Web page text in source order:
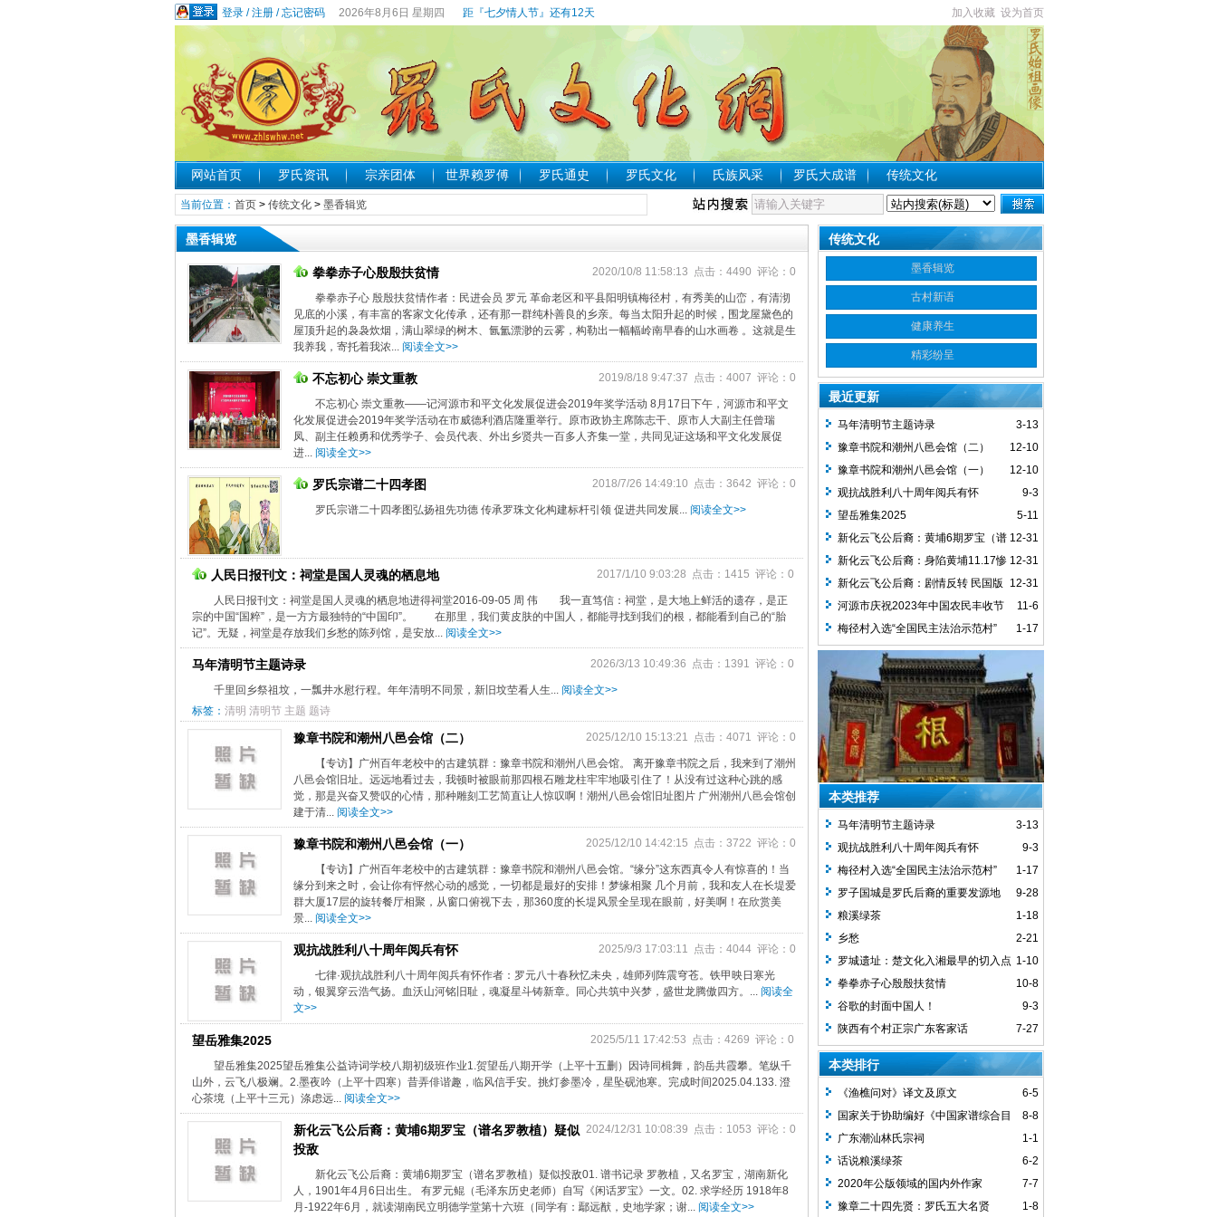
登录/注册/忘记密码 2026年8月6日 星期四 距『七夕情人节』还有12天 加入收藏 设为首页
网站首页 罗氏资讯 宗亲团体 世界赖罗傅 罗氏通史 罗氏文化 氏族风采 罗氏大成谱 传统文化
当前位置： 首页> 传统文化> 墨香辑览
墨香辑览
2020/10/8 11:58:13 点击：4490 评论：0
拳拳赤子心殷殷扶贫情
拳拳赤子心 殷殷扶贫情作者：民进会员 罗元 革命老区和平县阳明镇梅径村，有秀美的山峦，有清沏
见底的小溪，有丰富的客家文化传承，还有那一群纯朴善良的乡亲。每当太阳升起的时候，围龙屋黛色的
屋顶升起的袅袅炊烟，满山翠绿的树木、氤氳漂渺的云雾，构勒出一幅幅岭南早春的山水画卷 。这就是生
我养我，寄托着我浓... 阅读全文>>
2019/8/18 9:47:37 点击：4007 评论：0
不忘初心 崇文重教
不忘初心 崇文重教——记河源市和平文化发展促进会2019年奖学活动 8月17日下午，河源市和平文
化发展促进会2019年奖学活动在市威德利酒店隆重举行。原市政协主席陈志干、原市人大副主任曾瑞
凤、副主任赖勇和优秀学子、会员代表、外出乡贤共一百多人齐集一堂，共同见证这场和平文化发展促
进... 阅读全文>>
2018/7/26 14:49:10 点击：3642 评论：0
罗氏宗谱二十四孝图
罗氏宗谱二十四孝图弘扬祖先功德 传承罗珠文化构建标杆引领 促进共同发展... 阅读全文>>
2017/1/10 9:03:28 点击：1415 评论：0
人民日报刊文：祠堂是国人灵魂的栖息地
人民日报刊文：祠堂是国人灵魂的栖息地进得祠堂2016-09-05 周 伟 我一直笃信：祠堂，是大地上鲜活的遗存，是正
宗的中国“国粹”，是一方方最独特的“中国印”。 在那里，我们黄皮肤的中国人，都能寻找到我们的根，都能看到自己的“胎
记”。无疑，祠堂是存放我们乡愁的陈列馆，是安放... 阅读全文>>
2026/3/13 10:49:36 点击：1391 评论：0
马年清明节主题诗录
千里回乡祭祖坟，一瓢井水慰行程。年年清明不同景，新旧坟茔看人生... 阅读全文>>
标签： 清明 清明节 主题 题诗
2025/12/10 15:13:21 点击：4071 评论：0
豫章书院和潮州八邑会馆（二）
【专访】广州百年老校中的古建筑群：豫章书院和潮州八邑会馆。 离开豫章书院之后，我来到了潮州
八邑会馆旧址。远远地看过去，我顿时被眼前那四根石雕龙柱牢牢地吸引住了！从没有过这种心跳的感
觉，那是兴奋又赞叹的心情，那种雕刻工艺简直让人惊叹啊！潮州八邑会馆旧址图片 广州潮州八邑会馆创
建于清... 阅读全文>>
2025/12/10 14:42:15 点击：3722 评论：0
豫章书院和潮州八邑会馆（一）
【专访】广州百年老校中的古建筑群：豫章书院和潮州八邑会馆。“缘分”这东西真令人有惊喜的！当
缘分到来之时，会让你有怦然心动的感觉，一切都是最好的安排！梦缘相聚 几个月前，我和友人在长堤爱
群大厦17层的旋转餐厅相聚，从窗口俯视下去，那360度的长堤风景全呈现在眼前，好美啊！在欣赏美
景... 阅读全文>>
2025/9/3 17:03:11 点击：4044 评论：0
观抗战胜利八十周年阅兵有怀
七律·观抗战胜利八十周年阅兵有怀作者：罗元八十春秋忆未央，雄师列阵震穹苍。铁甲映日寒光
动，银翼穿云浩气扬。血沃山河铭旧耻，魂凝星斗铸新章。同心共筑中兴梦，盛世龙腾傲四方。... 阅读全
文>>
2025/5/11 17:42:53 点击：4269 评论：0
望岳雅集2025
望岳雅集2025望岳雅集公益诗词学校八期初级班作业1.贺望岳八期开学（上平十五删）因诗同楫舞，韵岳共霞攀。笔纵千
山外，云飞八极斓。2.墨夜吟（上平十四寒）昔弄俳谐趣，临风信手安。挑灯参墨冷，星坠砚池寒。完成时间2025.04.133. 澄
心茶境（上平十三元）涤虑远... 阅读全文>>
2024/12/31 10:08:39 点击：1053 评论：0
新化云飞公后裔：黄埔6期罗宝（谱名罗教植）疑似
投敌
新化云飞公后裔：黄埔6期罗宝（谱名罗教植）疑似投敌01. 谱书记录 罗教植，又名罗宝，湖南新化
人，1901年4月6日出生。 有罗元鲲（毛泽东历史老师）自写《闲话罗宝》一文。02. 求学经历 1918年8
月-1922年6月，就读湖南民立明德学堂第十六班（同学有：鄢远猷，史地学家；谢... 阅读全文>>
传统文化
墨香辑览
古村新语
健康养生
精彩纷呈
最近更新
3-13
马年清明节主题诗录
12-10
豫章书院和潮州八邑会馆（二）
12-10
豫章书院和潮州八邑会馆（一）
9-3
观抗战胜利八十周年阅兵有怀
5-11
望岳雅集2025
12-31
新化云飞公后裔：黄埔6期罗宝（谱
名罗教植）疑似投敌
12-31
新化云飞公后裔：身陷黄埔11.17惨
案的 罗宝/罗教植
12-31
新化云飞公后裔：剧情反转 民国版
金无怠
11-6
河源市庆祝2023年中国农民丰收节
1-17
梅径村入选“全国民主法治示范村”
本类推荐
3-13
马年清明节主题诗录
9-3
观抗战胜利八十周年阅兵有怀
1-17
梅径村入选“全国民主法治示范村”
9-28
罗子国城是罗氏后裔的重要发源地
1-18
粮溪绿茶
2-21
乡愁
1-10
罗城遗址：楚文化入湘最早的切入点
之一
10-8
拳拳赤子心殷殷扶贫情
9-3
谷歌的封面中国人！
7-27
陕西有个村正宗广东客家话
本类排行
6-5
《渔樵问对》译文及原文
8-8
国家关于协助编好《中国家谱综合目
录》的通知
1-1
广东潮汕林氏宗祠
6-2
话说粮溪绿茶
7-7
2020年公版领域的国内外作家
1-8
豫章二十四先贤：罗氏五大名贤